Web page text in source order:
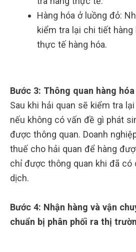
Hàng hóa ở luồng đỏ:
kiểm tra lại chi tiết hàng
thực tế hàng hóa.
Bước 3: Thông quan hàng hóa
Sau khi hải quan sẽ kiểm tra
nếu không có vấn đề gì phát
được thông quan. Doanh
thuế cho hải quan để hàng
chỉ được thông quan khi đã
dịch.
Bước 4: Nhận hàng và vận
chuẩn bị phân phối ra thị